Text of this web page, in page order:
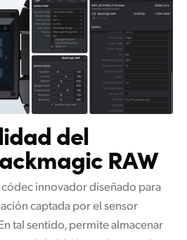
del
RAW
códec innovador diseñado para
captada por el sensor
tal sentido, permite almacenar